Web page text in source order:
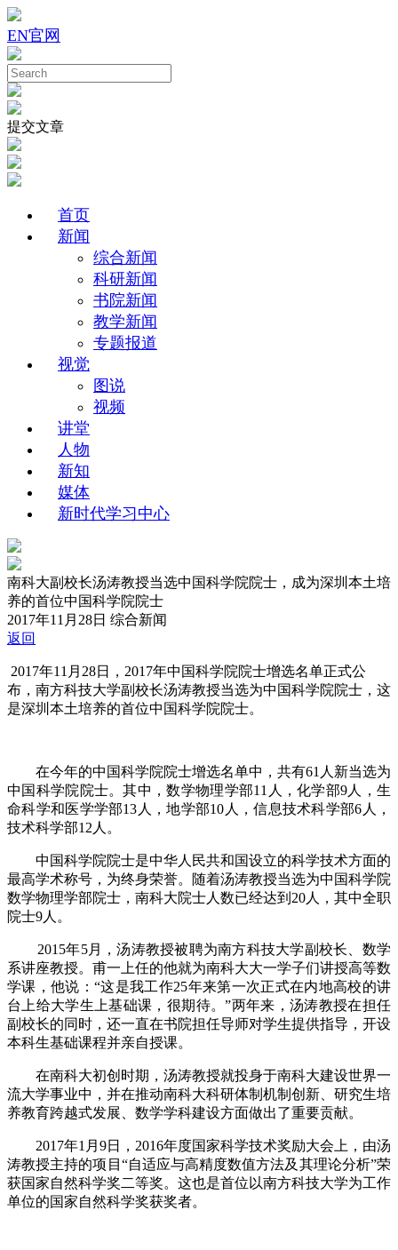
EN官网
提交文章
首页
新闻
综合新闻
科研新闻
书院新闻
教学新闻
专题报道
视觉
图说
视频
讲堂
人物
新知
媒体
新时代学习中心
南科大副校长汤涛教授当选中国科学院院士，成为深圳本土培
养的首位中国科学院院士
2017年11月28日 综合新闻
返回
2017年11月28日，2017年中国科学院院士增选名单正式公
布，南方科技大学副校长汤涛教授当选为中国科学院院士，这
是深圳本土培养的首位中国科学院院士。
在今年的中国科学院院士增选名单中，共有61人新当选为
中国科学院院士。其中，数学物理学部11人，化学部9人，生
命科学和医学学部13人，地学部10人，信息技术科学部6人，
技术科学部12人。
中国科学院院士是中华人民共和国设立的科学技术方面的
最高学术称号，为终身荣誉。随着汤涛教授当选为中国科学院
数学物理学部院士，南科大院士人数已经达到20人，其中全职
院士9人。
2015年5月，汤涛教授被聘为南方科技大学副校长、数学
系讲座教授。甫一上任的他就为南科大大一学子们讲授高等数
学课，他说：“这是我工作25年来第一次正式在内地高校的讲
台上给大学生上基础课，很期待。”两年来，汤涛教授在担任
副校长的同时，还一直在书院担任导师对学生提供指导，开设
本科生基础课程并亲自授课。
在南科大初创时期，汤涛教授就投身于南科大建设世界一
流大学事业中，并在推动南科大科研体制机制创新、研究生培
养教育跨越式发展、数学学科建设方面做出了重要贡献。
2017年1月9日，2016年度国家科学技术奖励大会上，由汤
涛教授主持的项目“自适应与高精度数值方法及其理论分析”荣
获国家自然科学奖二等奖。这也是首位以南方科技大学为工作
单位的国家自然科学奖获奖者。